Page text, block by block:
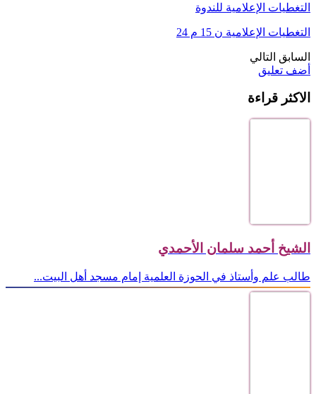
التغطيات الإعلامية للندوة
التغطيات الإعلامية ن 15 م 24
السابق التالي
أضف تعليق
الاكثر قراءة
الشيخ أحمد سلمان الأحمدي
طالب علم وأستاذ في الحوزة العلمية إمام مسجد أهل البيت...